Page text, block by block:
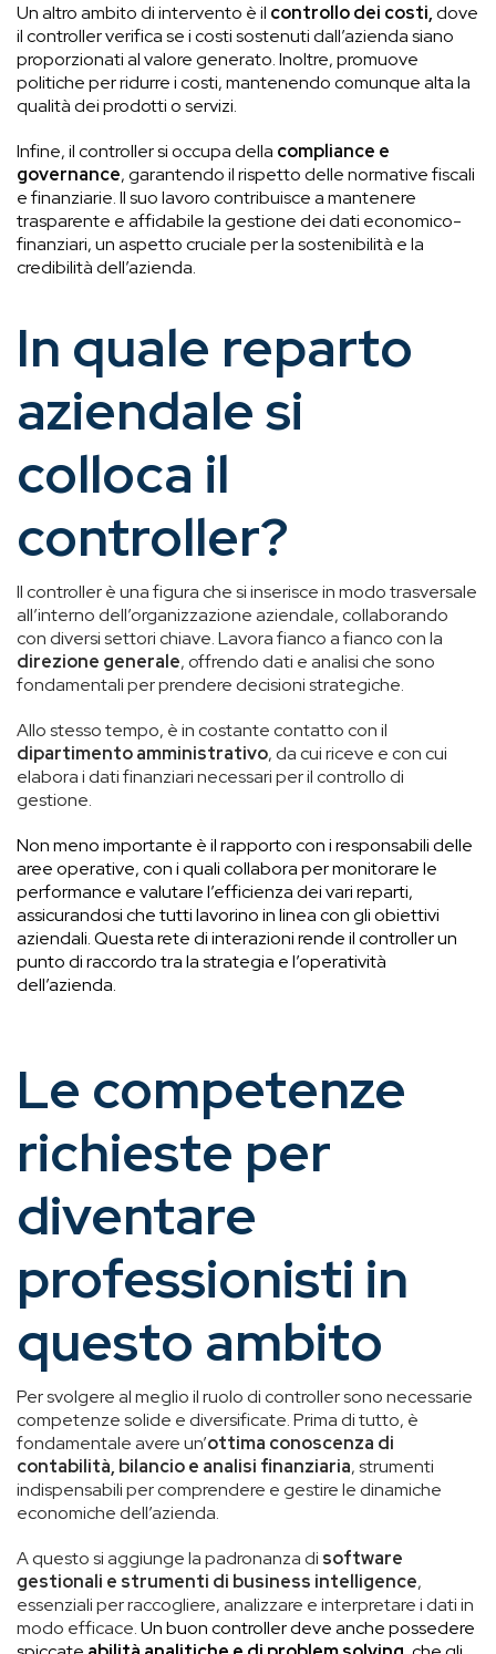
Un altro ambito di intervento è il controllo dei costi,dove
il controller verifica se i costi sostenuti dall’azienda siano
proporzionati al valore generato. Inoltre, promuove
politiche per ridurre i costi, mantenendo comunque alta la
qualità dei prodotti o servizi.
Infine, il controller si occupa della compliance e
governance, garantendo il rispetto delle normative fiscali
e finanziarie. Il suo lavoro contribuisce a mantenere
trasparente e affidabile la gestione dei dati economico-
finanziari, un aspetto cruciale per la sostenibilità e la
credibilità dell’azienda.
In quale reparto
aziendale si
colloca il
controller?
Il controller è una figura che si inserisce in modo trasversale
all’interno dell’organizzazione aziendale, collaborando
con diversi settori chiave. Lavora fianco a fianco con la
direzione generale, offrendo dati e analisi che sono
fondamentali per prendere decisioni strategiche.
Allo stesso tempo, è in costante contatto con il
dipartimento amministrativo, da cui riceve e con cui
elabora i dati finanziari necessari per il controllo di
gestione.
Non meno importante è il rapporto con iresponsabili delle
aree operative, con i quali collabora per monitorare le
performance e valutare l’efficienza dei vari reparti,
assicurandosi che tutti lavorino in linea con gli obiettivi
aziendali. Questa rete di interazioni rende il controller un
punto di raccordo tra la strategia e l’operatività
dell’azienda.
Le competenze
richieste per
diventare
professionisti in
questo ambito
Per svolgere al meglio il ruolo di controller sono necessarie
competenze solide e diversificate. Prima di tutto, è
fondamentale avere un’ottima conoscenza di
contabilità, bilancio e analisi finanziaria, strumenti
indispensabili per comprendere e gestire le dinamiche
economiche dell’azienda.
A questo si aggiunge la padronanza di software
gestionali e strumenti di business intelligence,
essenziali per raccogliere, analizzare e interpretare i dati in
modo efficace.Un buon controller deve anche possedere